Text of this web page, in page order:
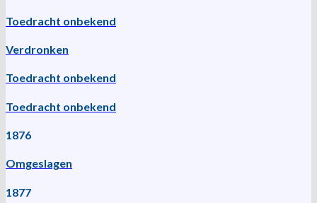
Toedracht onbekend
Verdronken
Toedracht onbekend
Toedracht onbekend
1876
Omgeslagen
1877